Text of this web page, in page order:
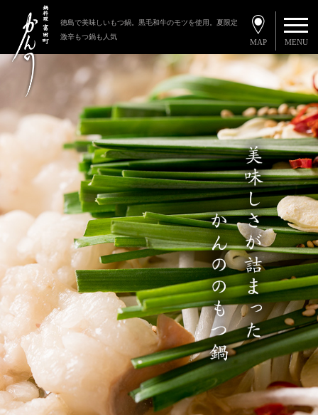
徳島で美味しいもつ鍋。黒毛和牛のモツを使用。夏限定
激辛もつ鍋も人気
MAP MENU